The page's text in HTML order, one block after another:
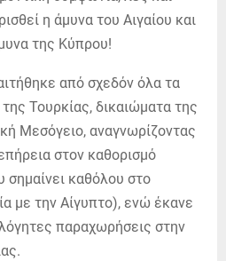
η άμυνα του Αιγαίου και
της Κύπρου!
από σχεδόν όλα τα
Τουρκίας, δικαιώματα της
Μεσόγειο, αναγνωρίζοντας
στον καθορισμό
καθόλου στο
με την Αίγυπτο), ενώ έκανε
παραχωρήσεις στην